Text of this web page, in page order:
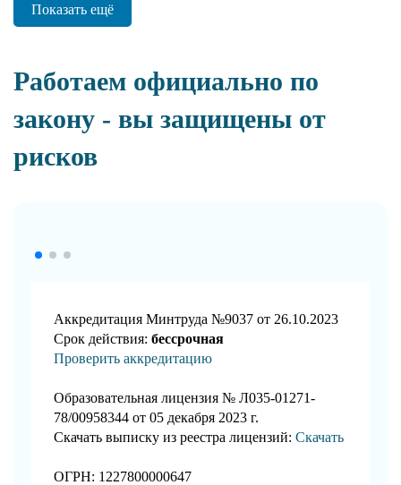
Показать ещё
Работаем официально по
закону - вы защищены от
рисков
Аккредитация Минтруда №9037 от 26.10.2023
Срок действия: бессрочная
Проверить аккредитацию
Образовательная лицензия № Л035-01271-
78/00958344 от 05 декабря 2023 г.
Скачать выписку из реестра лицензий: Скачать
ОГРН: 1227800000647